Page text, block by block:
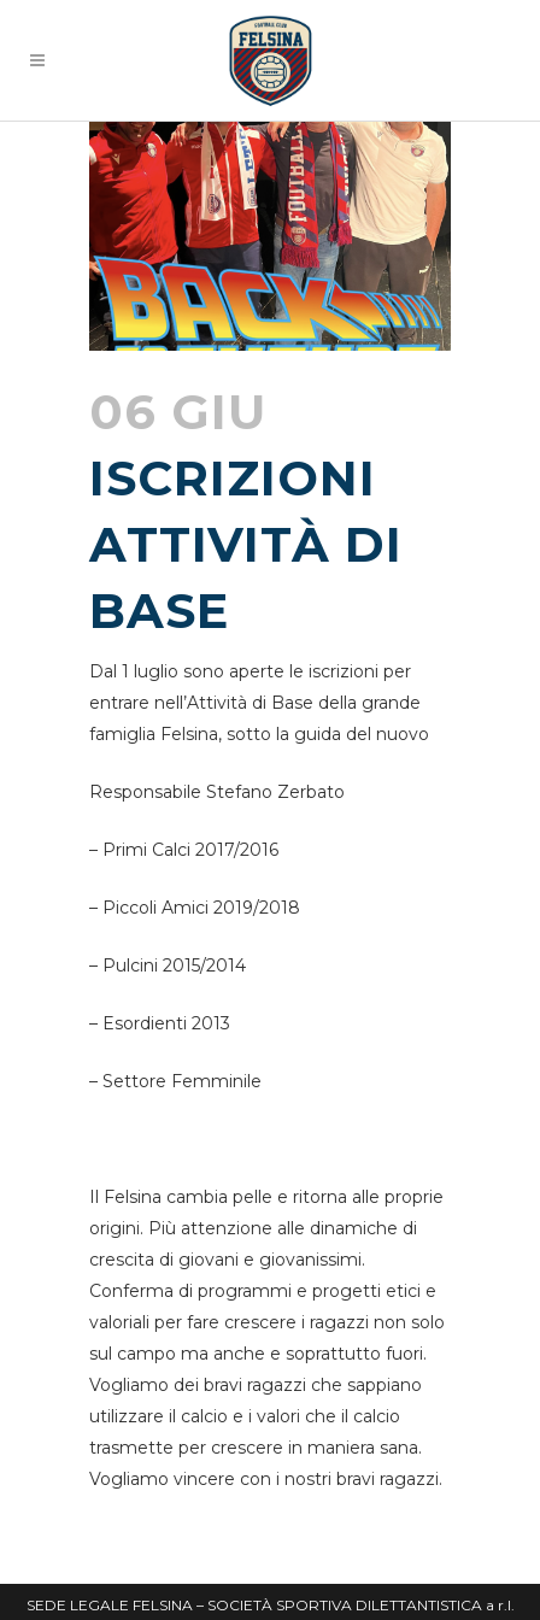
06 GIU
ISCRIZIONI
ATTIVITÀ DI
BASE
Dal 1 luglio sono aperte le iscrizioni per
entrare nell’Attività di Base della grande
famiglia Felsina, sotto la guida del nuovo
Responsabile Stefano Zerbato
– Primi Calci 2017/2016
– Piccoli Amici 2019/2018
– Pulcini 2015/2014
– Esordienti 2013
– Settore Femminile
Il Felsina cambia pelle e ritorna alle proprie
origini. Più attenzione alle dinamiche di
crescita di giovani e giovanissimi.
Conferma di programmi e progetti etici e
valoriali per fare crescere i ragazzi non solo
sul campo ma anche e soprattutto fuori.
Vogliamo dei bravi ragazzi che sappiano
utilizzare il calcio e i valori che il calcio
trasmette per crescere in maniera sana.
Vogliamo vincere con i nostri bravi ragazzi.
SEDE LEGALE FELSINA – SOCIETÀ SPORTIVA DILETTANTISTICA a r.l.